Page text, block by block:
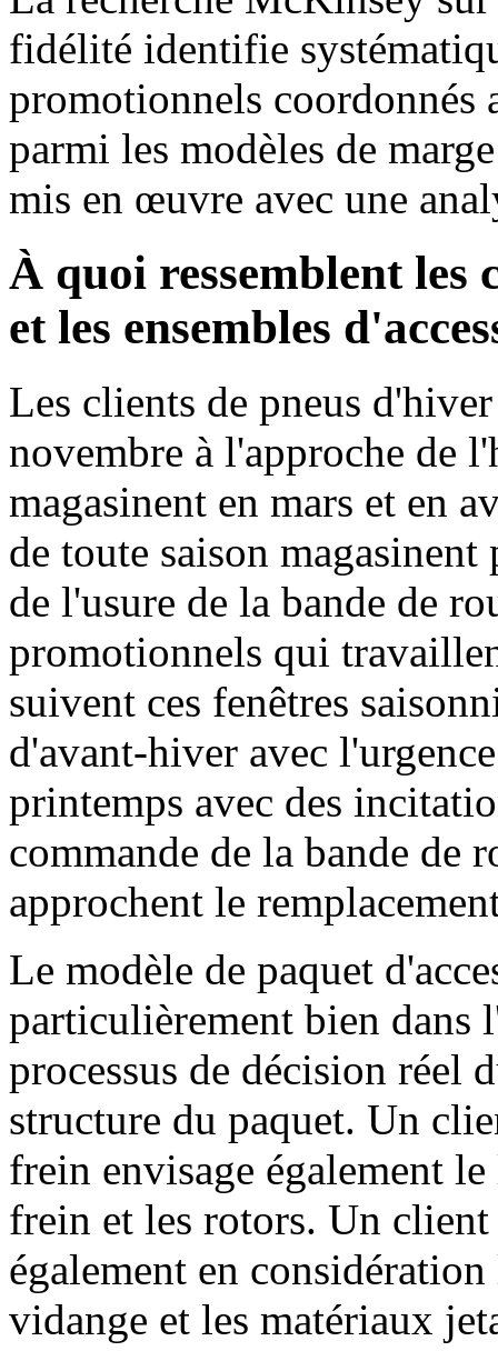
fidélité identifie
promotionnels
parmi les modèles de
mis en œuvre avec une
À quoi ressemblent les
et les ensembles
Les clients de pneus
novembre à l'approche de
magasinent en mars et en
de toute saison
de l'usure de la bande de
promotionnels qui
suivent ces fenêtres
d'avant-hiver avec
printemps avec des
commande de la bande de
approchent le
Le modèle de paquet
particulièrement bien dans
processus de décision réel
structure du paquet. Un
frein envisage également
frein et les rotors. Un
également en
vidange et les matériaux